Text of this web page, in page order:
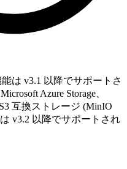
は v3.1 以降でサポートさ
Azure Storage、
互換ストレージ (MinIO
v3.2 以降でサポートされ